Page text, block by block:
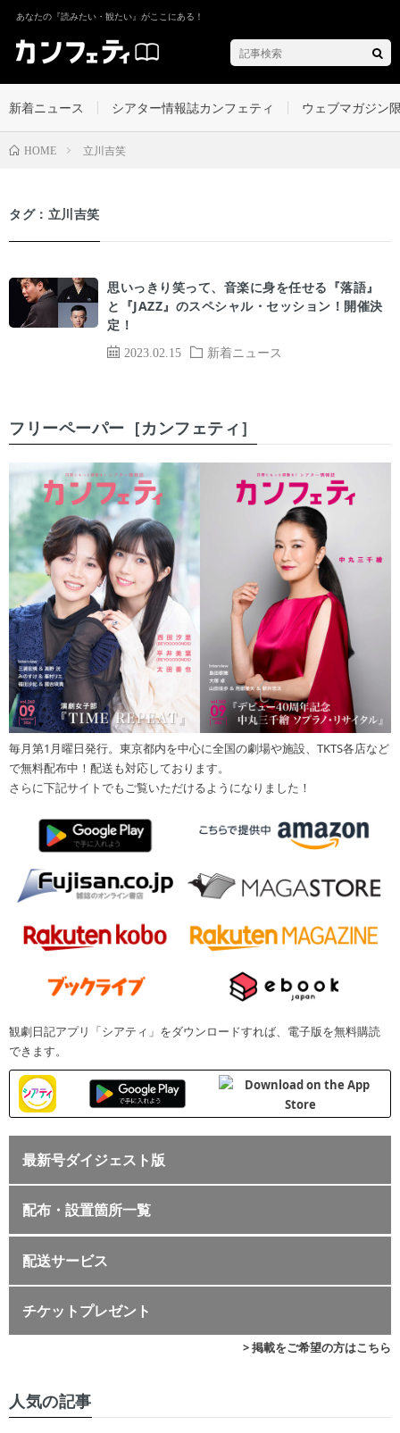
あなたの『読みたい・観たい』がここにある！
新着ニュース シアター情報誌カンフェティ ウェブマガジン
HOME 立川吉笑
タグ：立川吉笑
2023.02.15 新着ニュース
思いっきり笑って、音楽に身を任せる『落語』
と『JAZZ』のスペシャル・セッション！開催決
定！
フリーペーパー［カンフェティ］
毎月第1月曜日発行。東京都内を中心に全国の劇場や施設、TKTS各店など
で無料配布中！配送も対応しております。
さらに下記サイトでもご覧いただけるようになりました！
観劇日記アプリ「シアティ」をダウンロードすれば、電子版を無料購読
できます。
最新号ダイジェスト版
配布・設置箇所一覧
配送サービス
チケットプレゼント
> 掲載をご希望の方はこちら
人気の記事